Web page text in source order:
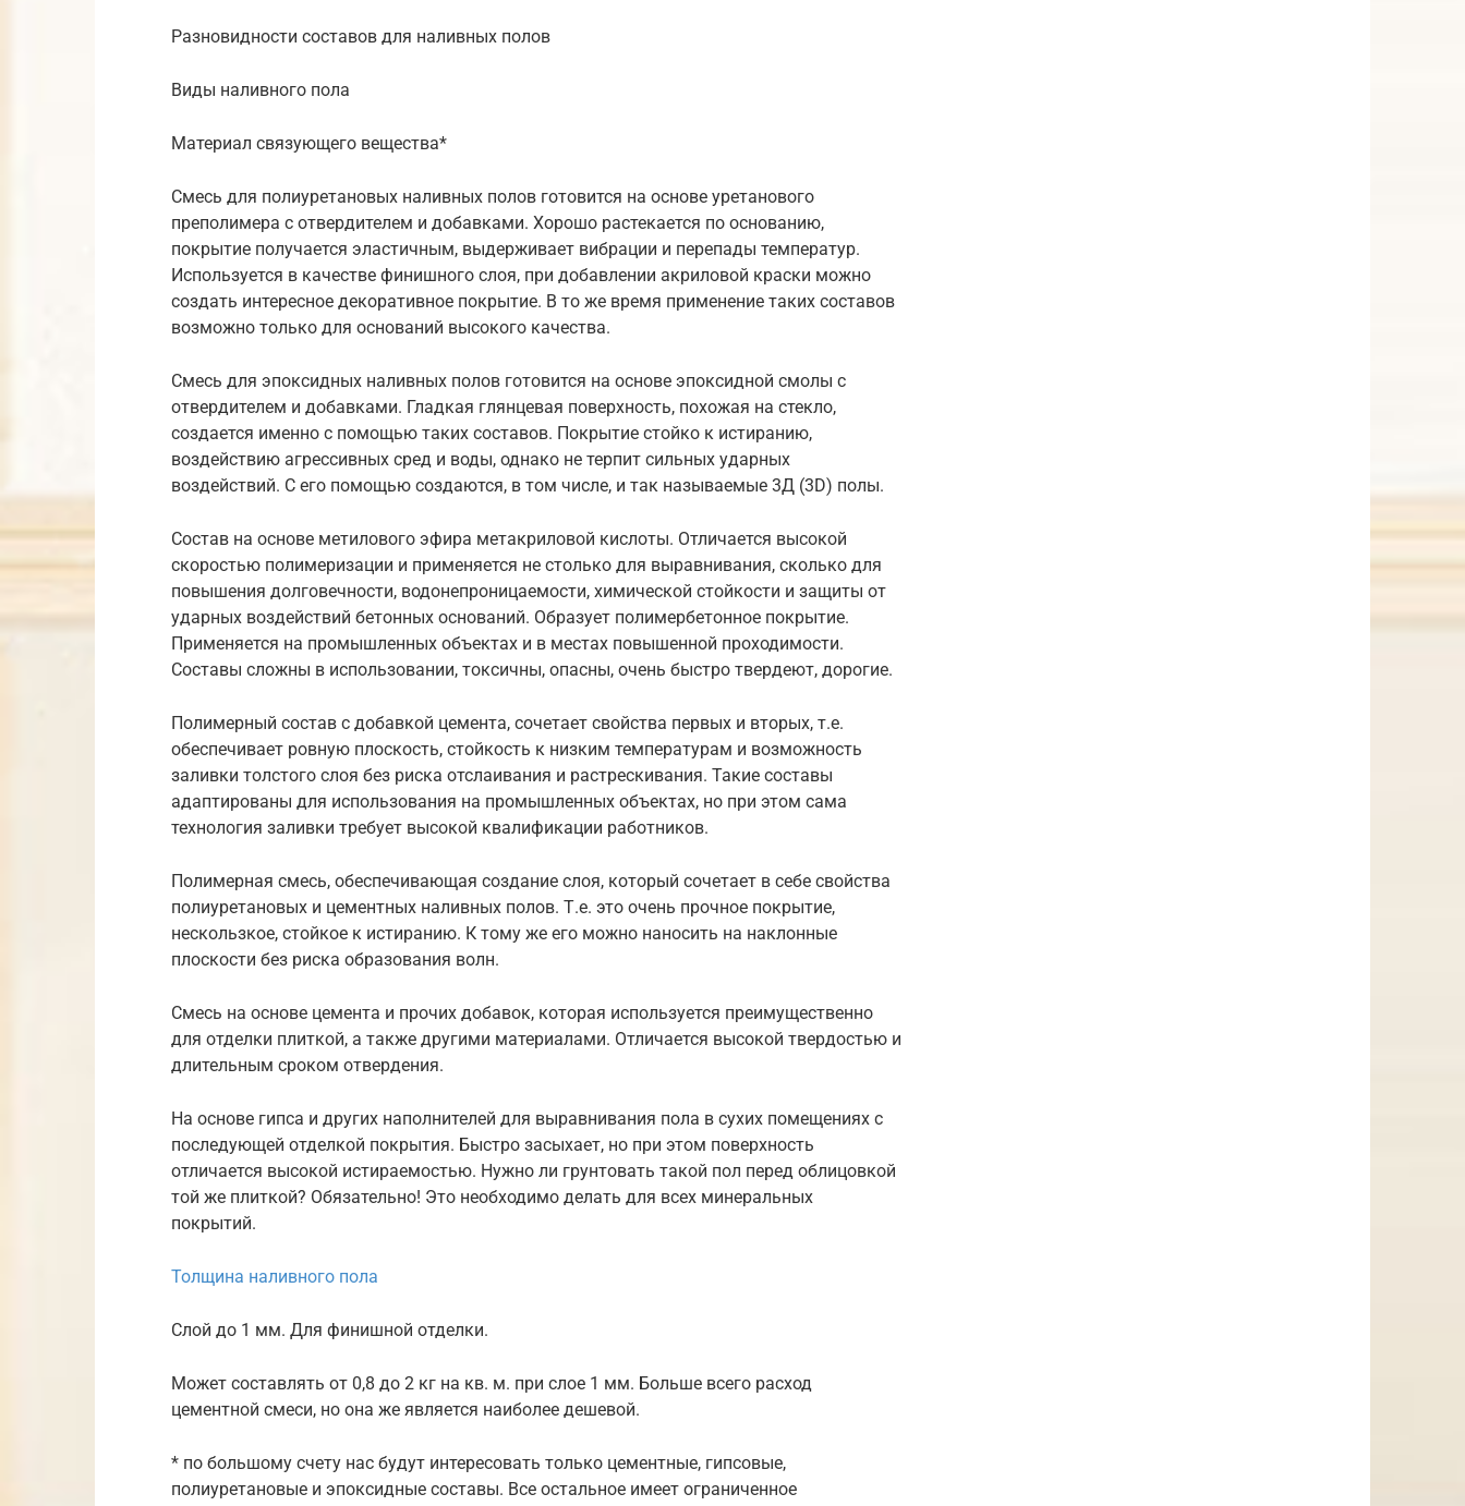
Разновидности составов для наливных полов
Виды наливного пола
Материал связующего вещества*
Смесь для полиуретановых наливных полов готовится на основе уретанового
преполимера с отвердителем и добавками. Хорошо растекается по основанию,
покрытие получается эластичным, выдерживает вибрации и перепады температур.
Используется в качестве финишного слоя, при добавлении акриловой краски можно
создать интересное декоративное покрытие. В то же время применение таких составов
возможно только для оснований высокого качества.
Смесь для эпоксидных наливных полов готовится на основе эпоксидной смолы с
отвердителем и добавками. Гладкая глянцевая поверхность, похожая на стекло,
создается именно с помощью таких составов. Покрытие стойко к истиранию,
воздействию агрессивных сред и воды, однако не терпит сильных ударных
воздействий. С его помощью создаются, в том числе, и так называемые 3Д (3D) полы.
Состав на основе метилового эфира метакриловой кислоты. Отличается высокой
скоростью полимеризации и применяется не столько для выравнивания, сколько для
повышения долговечности, водонепроницаемости, химической стойкости и защиты от
ударных воздействий бетонных оснований. Образует полимербетонное покрытие.
Применяется на промышленных объектах и в местах повышенной проходимости.
Составы сложны в использовании, токсичны, опасны, очень быстро твердеют, дорогие.
Полимерный состав с добавкой цемента, сочетает свойства первых и вторых, т.е.
обеспечивает ровную плоскость, стойкость к низким температурам и возможность
заливки толстого слоя без риска отслаивания и растрескивания. Такие составы
адаптированы для использования на промышленных объектах, но при этом сама
технология заливки требует высокой квалификации работников.
Полимерная смесь, обеспечивающая создание слоя, который сочетает в себе свойства
полиуретановых и цементных наливных полов. Т.е. это очень прочное покрытие,
нескользкое, стойкое к истиранию. К тому же его можно наносить на наклонные
плоскости без риска образования волн.
Смесь на основе цемента и прочих добавок, которая используется преимущественно
для отделки плиткой, а также другими материалами. Отличается высокой твердостью и
длительным сроком отвердения.
На основе гипса и других наполнителей для выравнивания пола в сухих помещениях с
последующей отделкой покрытия. Быстро засыхает, но при этом поверхность
отличается высокой истираемостью. Нужно ли грунтовать такой пол перед облицовкой
той же плиткой? Обязательно! Это необходимо делать для всех минеральных
покрытий.
Толщина наливного пола
Слой до 1 мм. Для финишной отделки.
Может составлять от 0,8 до 2 кг на кв. м. при слое 1 мм. Больше всего расход
цементной смеси, но она же является наиболее дешевой.
* по большому счету нас будут интересовать только цементные, гипсовые,
полиуретановые и эпоксидные составы. Все остальное имеет ограниченное